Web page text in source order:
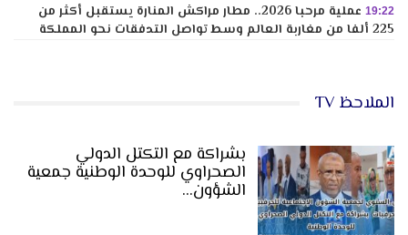
19:22
عملية مرحبا 2026.. مطار مراكش المنارة يستقبل أكثر من
225 ألفا من مغاربة العالم وسط تواصل التدفقات نحو المملكة
الملاحظ TV
بشراكة مع التكتل الدولي
الصحراوي للوحدة الوطنية جمعية
الشؤون…